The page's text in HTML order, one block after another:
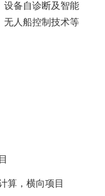
设备自诊断及智能
无人船控制技术等
算，横向项目